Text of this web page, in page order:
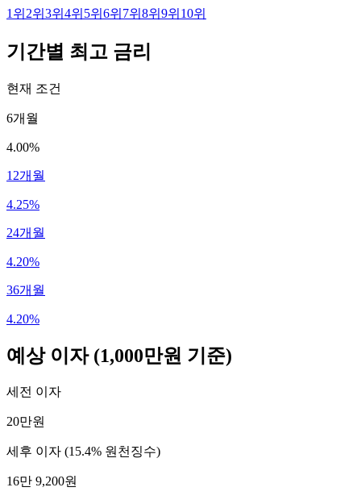
1 위 2위 3위 4위 5위 6위 7위 8위 9위 10위
기간별 최고 금리
현재 조건
6개월
4.00%
12개월
4.25%
24개월
4.20%
36개월
4.20%
예상 이자 (1,000만원 기준)
세전 이자
20만원
세후 이자 (15.4% 원천징수)
16만 9,200원